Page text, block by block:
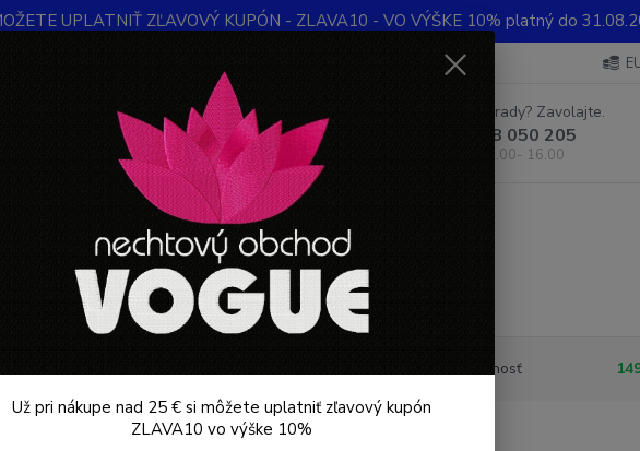
UPLATNIŤ ZĽAVOVÝ KUPÓN - ZLAVA10 - VO VÝŠKE 10% platný do
Hľadať
Neviete si rady? Zavolajte.
+421 948 050 205
Denne od 8.00- 16.00
PROFESIONÁLNA Nghia export kopytko metalowe P-01
kopytko metalowe P-01
Dostupnosť
Už pri nákupe nad 25 € si môžete uplatniť zľavový kupón
ZLAVA10 vo výške 10%